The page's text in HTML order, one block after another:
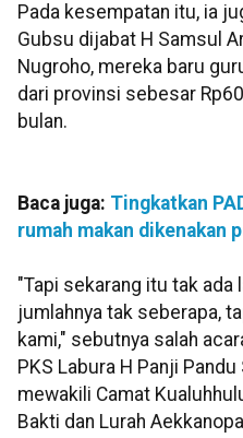
Pada kesempatan itu, ia
Gubsu dijabat H Samsul
Nugroho, mereka baru
dari provinsi sebesar
bulan.
Baca juga: Tingkatkan
rumah makan dikenakan
"Tapi sekarang itu tak ada
jumlahnya tak seberapa,
kami," sebutnya salah
PKS Labura H Panji
mewakili Camat
Bakti dan Lurah